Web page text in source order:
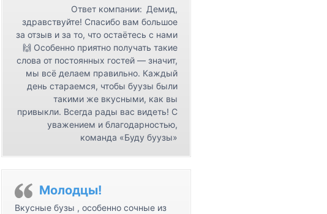
Ответ компании: Демид,
здравствуйте! Спасибо вам большое
за отзыв и за то, что остаётесь с нами
🙌 Особенно приятно получать такие
слова от постоянных гостей — значит,
мы всё делаем правильно. Каждый
день стараемся, чтобы буузы были
такими же вкусными, как вы
привыкли. Всегда рады вас видеть! С
уважением и благодарностью,
команда «Буду буузы»
Молодцы!
Вкусные бузы , особенно сочные из